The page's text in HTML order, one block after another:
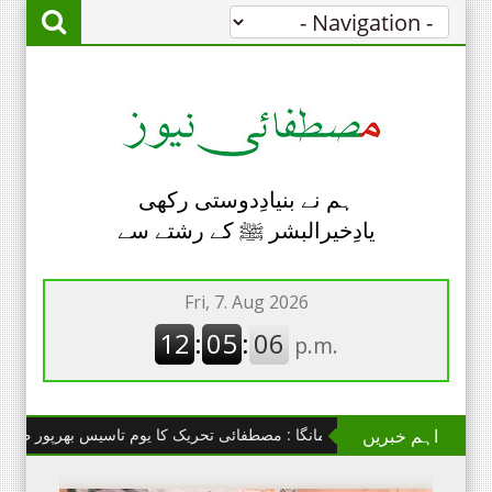
ہم نے بنیادِدوستی رکھی
یادِخیرالبشر ﷺ کے رشتے سے
اہم خبریں
چھانگا مانگا : مصطفائی تحریک کا یوم تاسیس بھرپور طریقے سے